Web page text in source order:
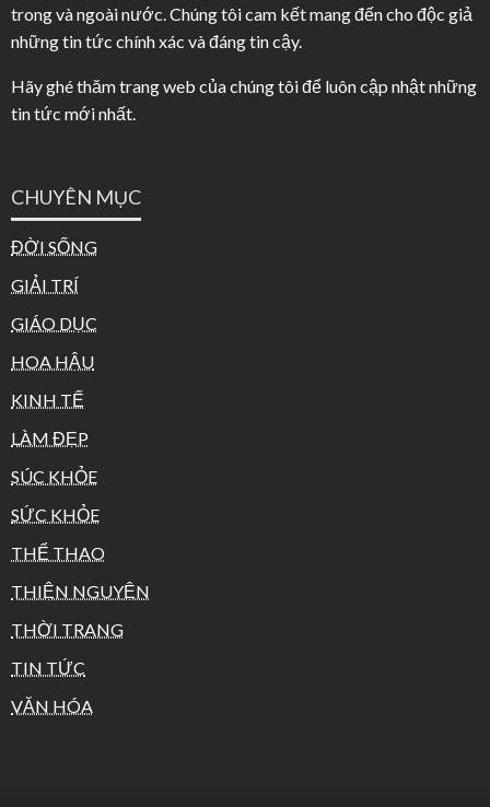
trong và ngoài nước. Chúng tôi cam kết mang đến cho độc giả
những tin tức chính xác và đáng tin cậy.
Hãy ghé thăm trang web của chúng tôi để luôn cập nhật những
tin tức mới nhất.
CHUYÊN MỤC
ĐỜI SỐNG
GIẢI TRÍ
GIÁO DỤC
HOA HẬU
KINH TẾ
LÀM ĐẸP
SÚC KHỎE
SỨC KHỎE
THỂ THAO
THIỆN NGUYỆN
THỜI TRANG
TIN TỨC
VĂN HÓA